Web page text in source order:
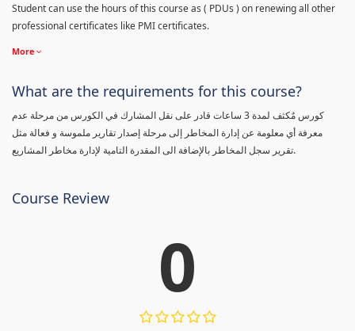
Student can use the hours of this course as ( PDUs ) on renewing all other
professional certificates like PMI certificates.
More
What are the requirements for this course?
كورس مٌكثف لمدة 3 ساعات قادر على نقل المشارك في الكورس من مرحلة عدم
معرفة أي معلومة عن إدارة المخاطر إلى مرحلة إصدار تقارير ملموسة و فعالة مثل
تقرير سجل المخاطر بالإضافة الى المقدرة التامية لإدارة مخاطر المشاريع.
Course Review
0